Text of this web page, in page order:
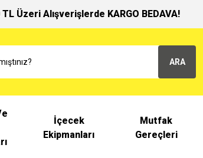
TL Üzeri Alışverişlerde KARGO BEDAVA!
ARA
İçecek
Ekipmanları
Mutfak
Gereçleri